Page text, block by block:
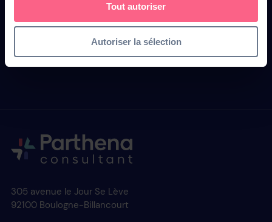
Tout autoriser
Autoriser la sélection
Une transformation
numérique réussie
305 avenue le Jour Se Lève
92100 Boulogne-Billancourt